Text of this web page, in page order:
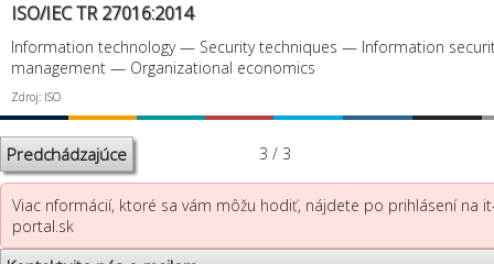
ISO/IEC TR 27016:2014
Information technology — Security techniques — Information
management — Organizational economics
Zdroj: ISO
Predchádzajúce 3 / 3
Viac nformácií, ktoré sa vám môžu hodiť, nájdete po prihlásení na
portal.sk